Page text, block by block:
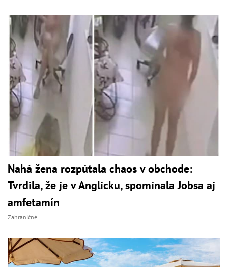
Nahá žena rozpútala chaos v obchode:
Tvrdila, že je v Anglicku, spomínala Jobsa aj
amfetamín
Zahraničné